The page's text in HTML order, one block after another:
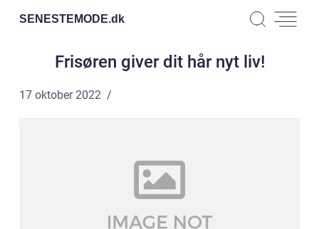
SENESTEMODE.dk
Frisøren giver dit hår nyt liv!
17 oktober 2022